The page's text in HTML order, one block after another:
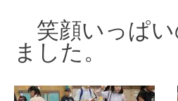
笑顔いっぱい
ました。